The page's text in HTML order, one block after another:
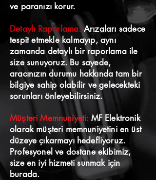
ve paranızı korur.
Detaylı Raporlama: Arızaları sadece
tespit etmekle kalmayıp, aynı
zamanda detaylı bir raporlama ile
size sunuyoruz. Bu sayede,
aracınızın durumu hakkında tam bir
bilgiye sahip olabilir ve gelecekteki
sorunları önleyebilirsiniz.
Müşteri Memnuniyeti: MF Elektronik
olarak müşteri memnuniyetini en üst
düzeye çıkarmayı hedefliyoruz.
Profesyonel ve dostane ekibimiz,
size en iyi hizmeti sunmak için
burada.